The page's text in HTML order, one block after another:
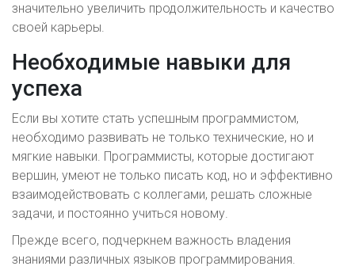
значительно увеличить продолжительность и качество
своей карьеры.
Необходимые навыки для
успеха
Если вы хотите стать успешным программистом,
необходимо развивать не только технические, но и
мягкие навыки. Программисты, которые достигают
вершин, умеют не только писать код, но и эффективно
взаимодействовать с коллегами, решать сложные
задачи, и постоянно учиться новому.
Прежде всего, подчеркнем важность владения
знаниями различных языков программирования.